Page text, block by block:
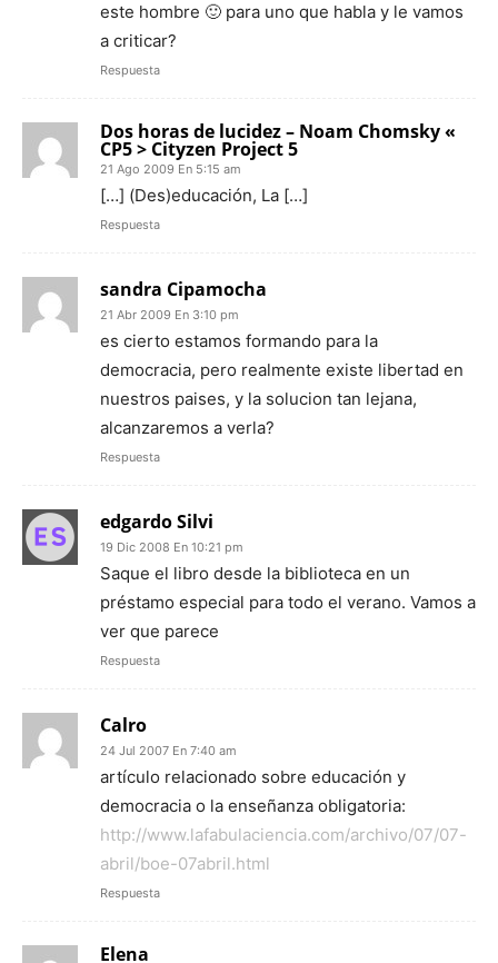
este hombre 🙂 para uno que habla y le vamos
a criticar?
Respuesta
Dos horas de lucidez – Noam Chomsky «
CP5 > Cityzen Project 5
21 Ago 2009 En 5:15 am
[…] (Des)educación, La […]
Respuesta
sandra Cipamocha
21 Abr 2009 En 3:10 pm
es cierto estamos formando para la
democracia, pero realmente existe libertad en
nuestros paises, y la solucion tan lejana,
alcanzaremos a verla?
Respuesta
edgardo Silvi
19 Dic 2008 En 10:21 pm
Saque el libro desde la biblioteca en un
préstamo especial para todo el verano. Vamos a
ver que parece
Respuesta
Calro
24 Jul 2007 En 7:40 am
artículo relacionado sobre educación y
democracia o la enseñanza obligatoria:
http://www.lafabulaciencia.com/archivo/07/07-
abril/boe-07abril.html
Respuesta
Elena